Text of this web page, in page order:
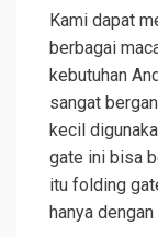
Kami dapat
berbagai
kebutuhan
sangat
kecil
gate ini bisa
itu folding
hanya